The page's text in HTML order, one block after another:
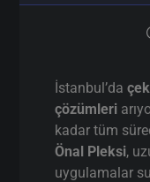
İstanbul’da
çözümleri
kadar tüm
Önal Pleksi,
uygulamalar